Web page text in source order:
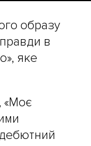
образу
в
яке
«Моє